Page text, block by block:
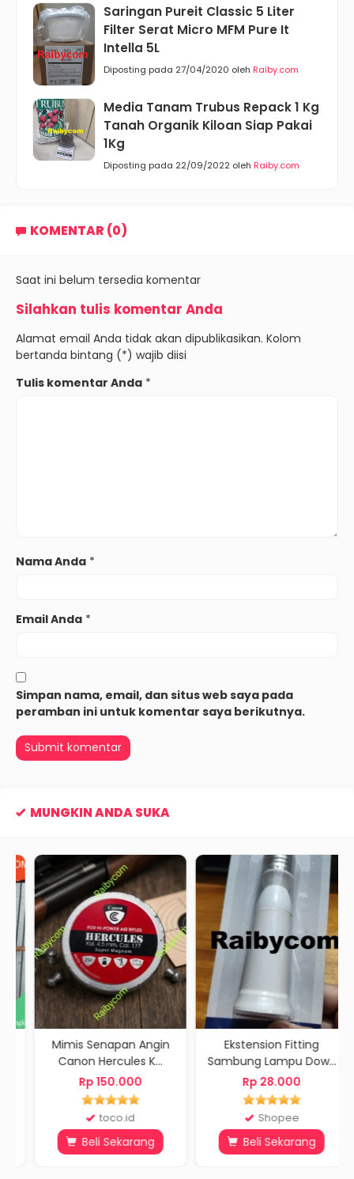
Saringan Pureit Classic 5 Liter
Filter Serat Micro MFM Pure It
Intella 5L
Diposting pada 27/04/2020 oleh Raiby.com
Media Tanam Trubus Repack 1 Kg
Tanah Organik Kiloan Siap Pakai
1Kg
Diposting pada 22/09/2022 oleh Raiby.com
KOMENTAR (0)
Saat ini belum tersedia komentar
Silahkan tulis komentar Anda
Alamat email Anda tidak akan dipublikasikan. Kolom
bertanda bintang (*) wajib diisi
Tulis komentar Anda *
Nama Anda *
Email Anda *
Simpan nama, email, dan situs web saya pada
peramban ini untuk komentar saya berikutnya.
MUNGKIN ANDA SUKA
Mimis Senapan Angin
Canon Hercules K...
Rp 150.000
toco.id
Beli Sekarang
Ekstension Fitting
Sambung Lampu Dow...
Rp 28.000
Shopee
Beli Sekarang